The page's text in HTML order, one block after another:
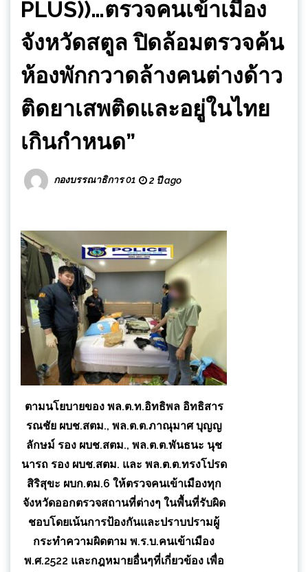
PLUS))…ตรวจคนเข้าเมือง
จังหวัดสตูล ปิดล้อมตรวจค้น
ห้องพักกวาดล้างคนต่างด้าว
ติดยาเสพติดและอยู่ในไทย
เกินกำหนด”
กองบรรณาธิการ 01 2 ปี ago
ตามนโยบายของ พล.ต.ท.อิทธิพล อิทธิสาร
รณชัย ผบช.สตม., พล.ต.ต.ภาณุมาศ บุญญ
ลักษม์ รอง ผบช.สตม., พล.ต.ต.พันธนะ นุช
นารถ รอง ผบช.สตม. และ พล.ต.ต.ทรงโปรด
สิริสุขะ ผบก.ตม.6 ให้ตรวจคนเข้าเมืองทุก
จังหวัดออกตรวจสถานที่ต่างๆ ในพื้นที่รับผิด
ชอบโดยเน้นการป้องกันและปราบปรามผู้
กระทำความผิดตาม พ.ร.บ.คนเข้าเมือง
พ.ศ.2522 และกฎหมายอื่นๆที่เกี่ยวข้อง เพื่อ